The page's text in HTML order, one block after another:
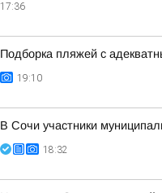
17:36
Подборка пляжей с
19:10
В Сочи участники
18:32